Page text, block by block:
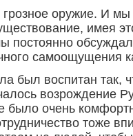
грозное оружие. И
имея
постоянно
самоощущения
был воспитан так,
возрождение
было очень
тоже